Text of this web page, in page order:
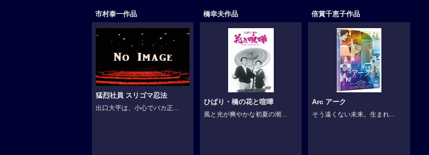
市村泰一作品
猛烈社員 スリゴマ忍法
出口大平は、小心でバカ正...
橋幸夫作品
ひばり・橋の花と喧嘩
風と光が爽やかな初夏の潮...
倍賞千恵子作品
Arc アーク
そう遠くない未来。生まれ...